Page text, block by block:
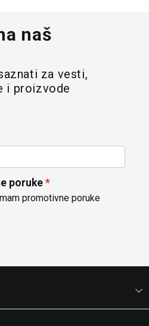
naš
za vesti,
i proizvode
poruke
promotivne poruke